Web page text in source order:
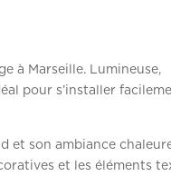
à Marseille. Lumineuse,
pour s’installer
et son ambiance
et les éléments